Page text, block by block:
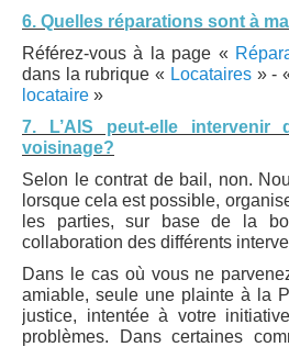
6. Quelles réparations sont à
Référez-vous à la page «
dans la rubrique « Locataires» -
locataire »
7. L’AIS peut-elle
voisinage?
Selon le contrat de bail, non.
lorsque cela est possible,
les parties, sur base de la
collaboration des différents
Dans le cas où vous ne
amiable, seule une plainte à la
justice, intentée à votre
problèmes. Dans certaines